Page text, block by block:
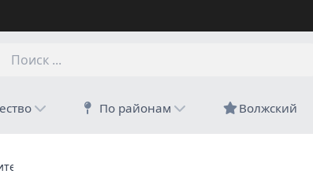
По районам Волжский
Волгограда дискредитацией армии